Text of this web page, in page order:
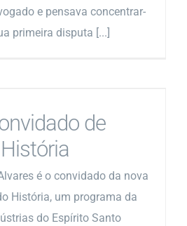
e pensava concentrar-
primeira disputa [...]
de
é o convidado da nova
História, um programa da
do Espírito Santo